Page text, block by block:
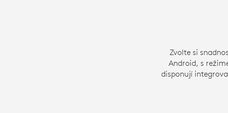
Zvolte si
Android, s
disponují